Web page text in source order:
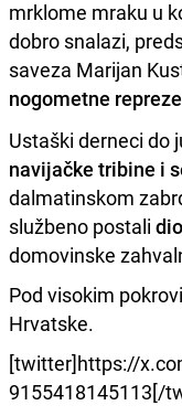
mrklome mraku u
dobro snalazi,
saveza Marijan
nogometne
Ustaški derneci do
navijačke tribine i
dalmatinskom
službeno postali
domovinske
Pod visokim
Hrvatske.
[twitter]https://
9155418145113[/